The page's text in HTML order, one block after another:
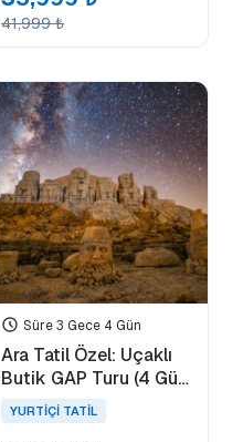
41,999 ₺
Süre 3 Gece 4 Gün
Ara Tatil Özel: Uçaklı
Butik GAP Turu (4 Gün
- 3 Gece)
YURTİÇİ TATİL